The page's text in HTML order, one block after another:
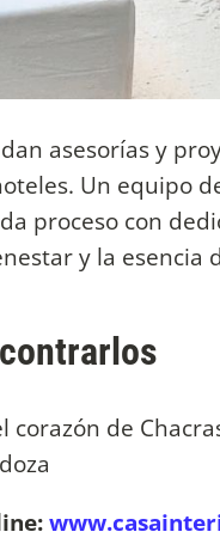
asesorías y
Un equipo
proceso con
y la esencia
corazón de